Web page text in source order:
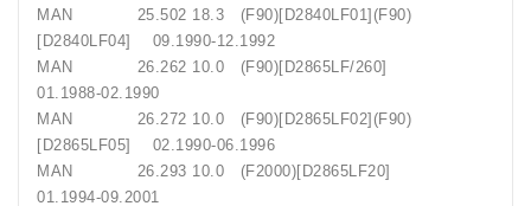
MAN 25.502 18.3 (F90)[D2840LF01](F90)
[D2840LF04] 09.1990-12.1992
MAN 26.262 10.0 (F90)[D2865LF/260]
01.1988-02.1990
MAN 26.272 10.0 (F90)[D2865LF02](F90)
[D2865LF05] 02.1990-06.1996
MAN 26.293 10.0 (F2000)[D2865LF20]
01.1994-09.2001